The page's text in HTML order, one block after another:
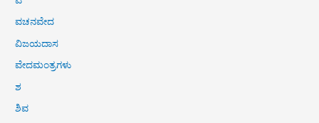
ವಚನವೇದ
ವಿಜಯದಾಸ
ವೇದಮಂತ್ರಗಳು
ಶ
ಶಿವ